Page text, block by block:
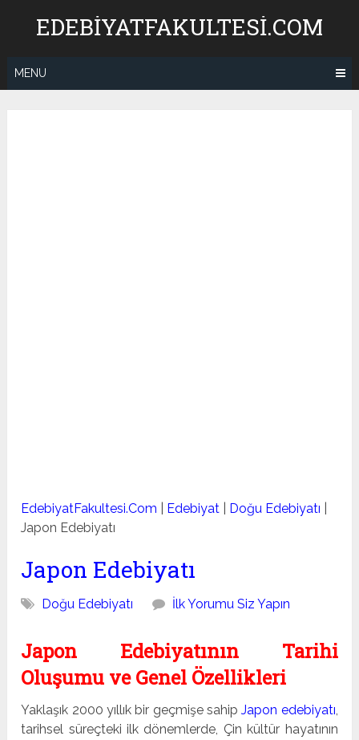
EDEBIYATFAKULTESI.COM
MENU
EdebiyatFakultesi.Com Edebiyat Doğu Edebiyatı
Japon Edebiyatı
Japon Edebiyatı
Doğu Edebiyatı İlk Yorumu Siz Yapın
Japon Edebiyatının Tarihi
Oluşumu ve Genel Özellikleri
Yaklaşık 2000 yıllık bir geçmişe sahipJapon edebiyatı,
tarihsel süreçteki ilk dönem­lerde, Çin kültür hayatının